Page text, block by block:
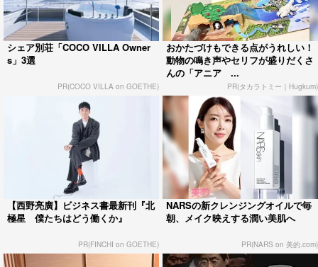
シェア別荘「COCO VILLA Owner
s」3選
PR(COCO VILLA on GOETHE)
おかたづけもできる点がうれしい！
動物の鳴き声やセリフが盛りだくさ
んの「アニア ...
PR(タカラトミー｜Hugkum)
【西野亮廣】ビジネス書最新刊『北
極星 僕たちはどう働くか』
PR(FINCHI on GOETHE)
NARSの新クレンジングオイルで毎
朝、メイク映えする潤い美肌へ
PR(NARS on 美的.com)